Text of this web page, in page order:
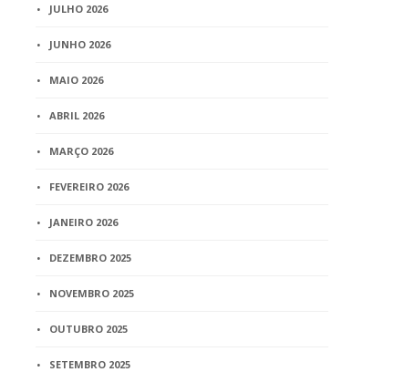
JULHO 2026
JUNHO 2026
MAIO 2026
ABRIL 2026
MARÇO 2026
FEVEREIRO 2026
JANEIRO 2026
DEZEMBRO 2025
NOVEMBRO 2025
OUTUBRO 2025
SETEMBRO 2025